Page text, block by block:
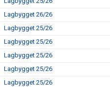
Lagbygget 26/26
Lagbygget 25/26
Lagbygget 25/26
Lagbygget 25/26
Lagbygget 25/26
Lagbygget 25/26